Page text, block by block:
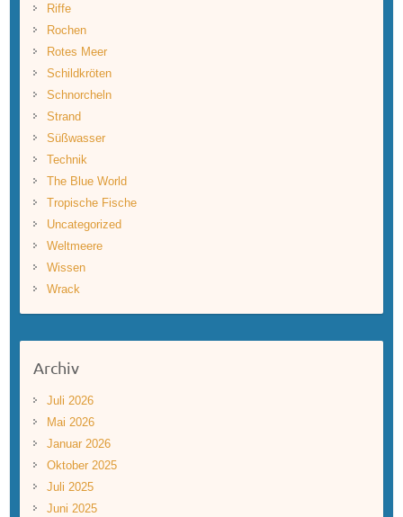
Riffe
Rochen
Rotes Meer
Schildkröten
Schnorcheln
Strand
Süßwasser
Technik
The Blue World
Tropische Fische
Uncategorized
Weltmeere
Wissen
Wrack
Archiv
Juli 2026
Mai 2026
Januar 2026
Oktober 2025
Juli 2025
Juni 2025